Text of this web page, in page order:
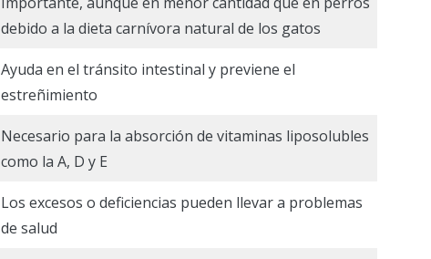
debido a la dieta carnívora natural de los gatos
Ayuda en el tránsito intestinal y previene el
estreñimiento
Necesario para la absorción de vitaminas liposolubles
como la A, D y E
Los excesos o deficiencias pueden llevar a problemas
de salud